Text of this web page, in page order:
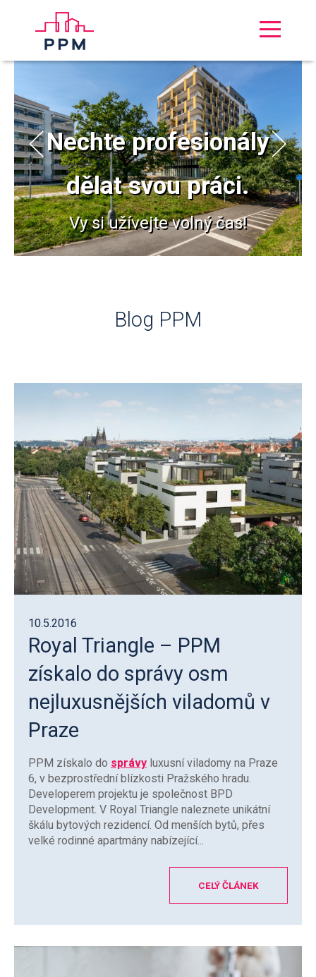
Nechte profesionály
dělat svou práci.
Vy si užívejte volný čas!
Blog PPM
10.5.2016
Royal Triangle – PPM
získalo do správy osm
nejluxusnějších viladomů v
Praze
PPM získalo do správy luxusní viladomy na Praze
6, v bezprostřední blízkosti Pražského hradu.
Developerem projektu je společnost BPD
Development. V Royal Triangle naleznete unikátní
škálu bytových rezidencí. Od menších bytů, přes
velké rodinné apartmány nabízející...
CELÝ ČLÁNEK